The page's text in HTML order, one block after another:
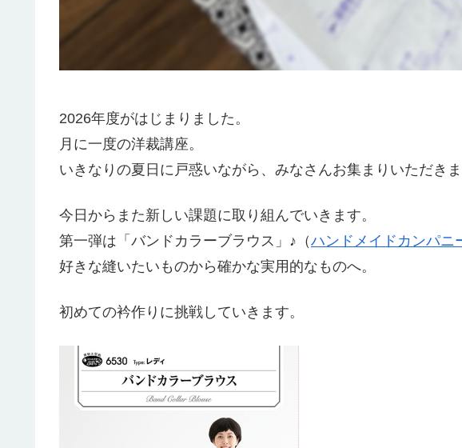
2026年度がはじまりました。
月に一度の洋裁講座。
いきなりの夏日に戸惑いながら、みなさんお集まりいただきま
今日からまた新しい課題に取り組んでいきます。
第一弾は「バンドカラーブラウス」♪（ハンドメイドカンパニ
好きな縫いたいものから確かな実用的なものへ。
初めての衿作りに挑戦していきます。